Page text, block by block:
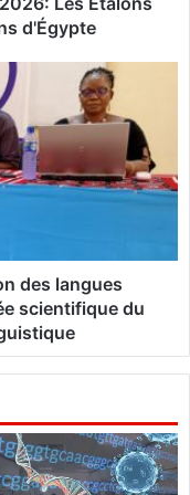
d'Égypte
des langues
scientifique du